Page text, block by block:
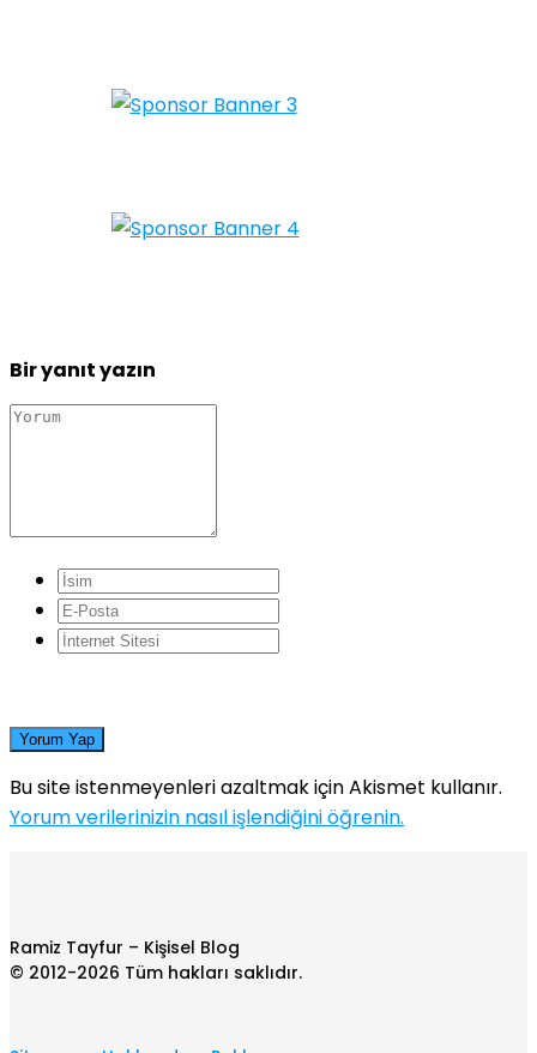
Bir yanıt yazın
Yorum Yap
Bu site istenmeyenleri azaltmak için Akismet kullanır.
Yorum verilerinizin nasıl işlendiğini öğrenin.
Ramiz Tayfur – Kişisel Blog
© 2012-2026 Tüm hakları saklıdır.